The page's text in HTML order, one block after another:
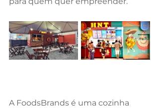
A FoodsBrands é uma cozinha